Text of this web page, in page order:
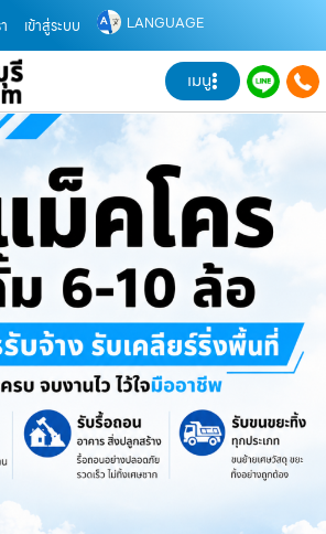
เข้าสู่ระบบ LANGUAGE
เมนู